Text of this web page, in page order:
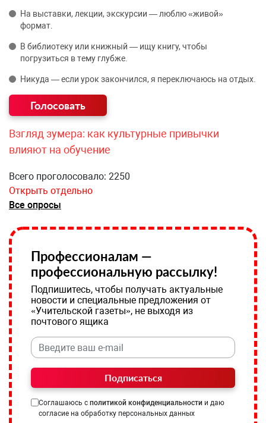
На выставки, лекции, экскурсии — люблю «живой»
формат.
В библиотеку или книжный — ищу книгу, чтобы
погрузиться в тему глубже.
Никуда — если урок закончился, я переключаюсь на отдых.
Взгляд зумера: как культурные привычки
влияют на обучение
Всего проголосовало: 2250
Открыть отдельно
Все опросы
Профессионалам —
профессиональную рассылку!
Подпишитесь, чтобы получать актуальные
новости и специальные предложения от
«Учительской газеты», не выходя из
почтового ящика
Подписаться
Соглашаюсь с политикой конфиденциальности и даю
согласие на обработку персональных данных